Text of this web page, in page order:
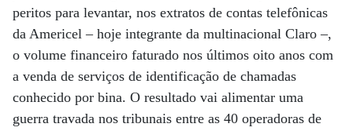
peritos para levantar, nos extratos de contas telefônicas
da Americel – hoje integrante da multinacional Claro –,
o volume financeiro faturado nos últimos oito anos com
a venda de serviços de identificação de chamadas
conhecido por bina. O resultado vai alimentar uma
guerra travada nos tribunais entre as 40 operadoras de